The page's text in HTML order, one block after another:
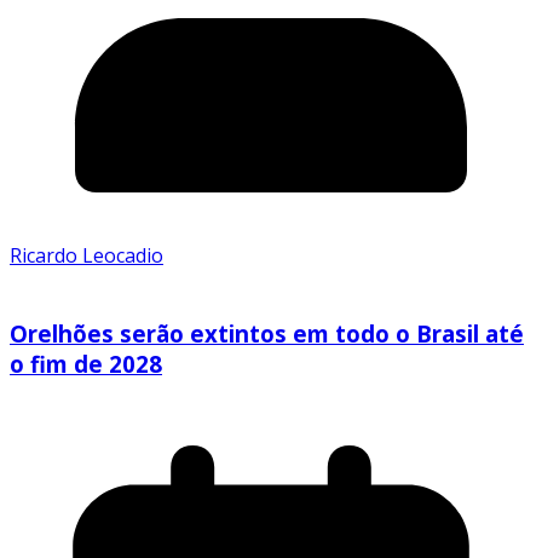
Ricardo Leocadio
Orelhões serão extintos em todo o Brasil até
o fim de 2028